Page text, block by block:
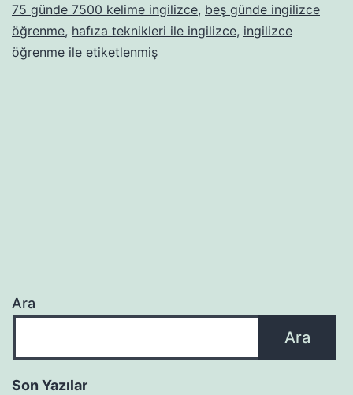
(3
Cilt
Öğrenin
75 günde 7500 kelime ingilizce, beş günde ingilizce
öğrenme, hafıza teknikleri ile ingilizce, ingilizce
öğrenme ile etiketlenmiş
Ara
Ara
Son Yazılar